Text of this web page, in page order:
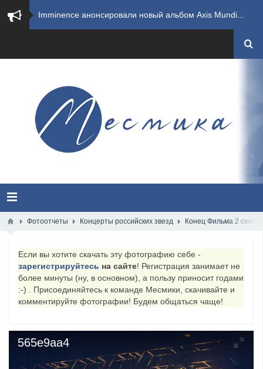
​Imminence анонсировали новый альбом Axis Mundi...
​Summer Breeze Open Air 2026 полностью переходи...
​Wacken Open Air 2026: открыт новый портал Cash...
XANDRIA представили новый сингл под названием «...
Wacken Open Air 2026 объявили последние одиннад...
​Wacken Open Air 2027 объявил новую волну участ...
Фотоотчеты Концерты российских звезд Конец Фильма 2
Если вы хотите скачать эту фотографию себе -
зарегистрируйтесь на сайте! Регистрация занимает не
более минуты (ну, в основном), а пользу приносит годами
:-) . Присоединяйтесь к команде Месмики, скачивайте и
комментируйте фотографии! Будем общаться чаще!
565e9aa4